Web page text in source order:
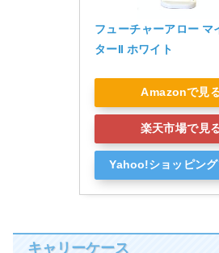
フューチャーアロー マ
ターII ホワイト
Amazonで見
楽天市場で見
Yahoo!ショッピン
キャリーケース